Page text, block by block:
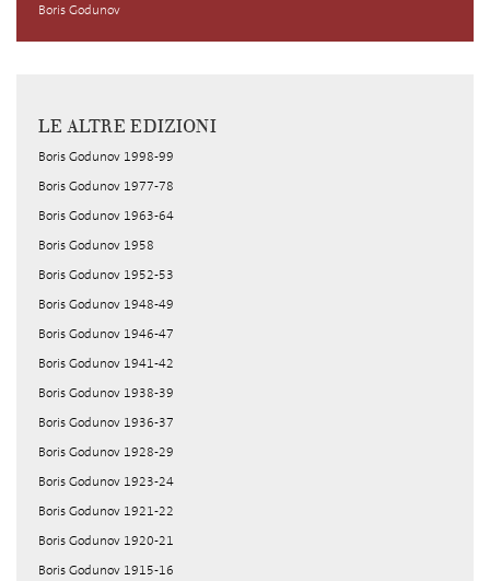
Boris Godunov
LE ALTRE EDIZIONI
Boris Godunov 1998-99
Boris Godunov 1977-78
Boris Godunov 1963-64
Boris Godunov 1958
Boris Godunov 1952-53
Boris Godunov 1948-49
Boris Godunov 1946-47
Boris Godunov 1941-42
Boris Godunov 1938-39
Boris Godunov 1936-37
Boris Godunov 1928-29
Boris Godunov 1923-24
Boris Godunov 1921-22
Boris Godunov 1920-21
Boris Godunov 1915-16